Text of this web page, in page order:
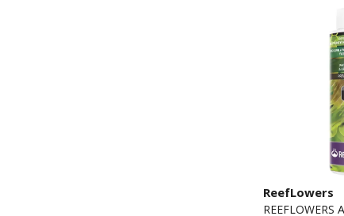
ReefLowers
REEFLOWERS